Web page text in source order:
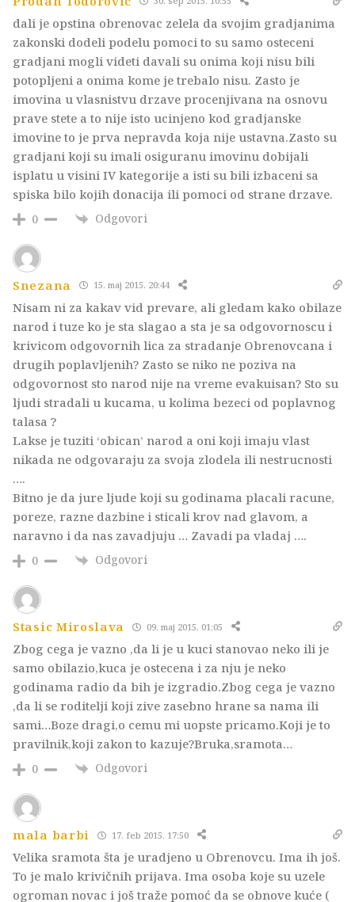
dali je opstina obrenovac zelela da svojim gradjanima
zakonski dodeli podelu pomoci to su samo osteceni
gradjani mogli videti davali su onima koji nisu bili
potopljeni a onima kome je trebalo nisu. Zasto je
imovina u vlasnistvu drzave procenjivana na osnovu
prave stete a to nije isto ucinjeno kod gradjanske
imovine to je prva nepravda koja nije ustavna.Zasto su
gradjani koji su imali osiguranu imovinu dobijali
isplatu u visini IV kategorije a isti su bili izbaceni sa
spiska bilo kojih donacija ili pomoci od strane drzave.
0 Odgovori
Snezana 15. maj 2015. 20:44
Nisam ni za kakav vid prevare, ali gledam kako obilaze
narod i tuze ko je sta slagao a sta je sa odgovornoscu i
krivicom odgovornih lica za stradanje Obrenovcana i
drugih poplavljenih? Zasto se niko ne poziva na
odgovornost sto narod nije na vreme evakuisan? Sto su
ljudi stradali u kucama, u kolima bezeci od poplavnog
talasa ?
Lakse je tuziti ‘obican’ narod a oni koji imaju vlast
nikada ne odgovaraju za svoja zlodela ili nestrucnosti
….
Bitno je da jure ljude koji su godinama placali racune,
poreze, razne dazbine i sticali krov nad glavom, a
naravno i da nas zavadjuju … Zavadi pa vladaj ….
0 Odgovori
Stasic Miroslava 09. maj 2015. 01:05
Zbog cega je vazno ,da li je u kuci stanovao neko ili je
samo obilazio,kuca je ostecena i za nju je neko
godinama radio da bih je izgradio.Zbog cega je vazno
,da li se roditelji koji zive zasebno hrane sa nama ili
sami…Boze dragi,o cemu mi uopste pricamo.Koji je to
pravilnik,koji zakon to kazuje?Bruka,sramota…
0 Odgovori
mala barbi 17. feb 2015. 17:50
Velika sramota šta je uradjeno u Obrenovcu. Ima ih još.
To je malo krivičnih prijava. Ima osoba koje su uzele
ogroman novac i još traže pomoć da se obnove kuće (